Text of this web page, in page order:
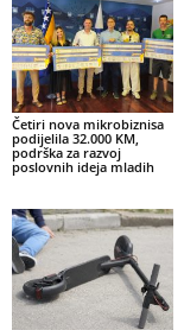
Četiri nova mikrobiznisa
podijelila 32.000 KM,
podrška za razvoj
poslovnih ideja mladih